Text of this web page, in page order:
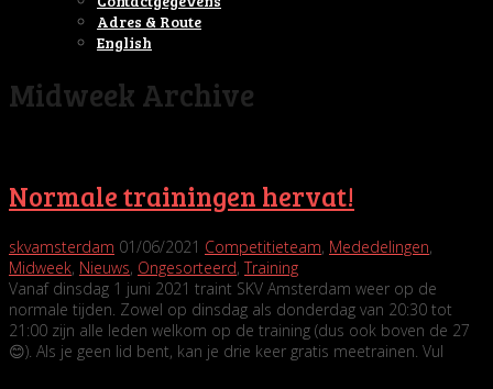
Adres & Route
English
Midweek Archive
Normale trainingen hervat!
skvamsterdam 01/06/2021 Competitieteam, Mededelingen,
Midweek, Nieuws, Ongesorteerd, Training
Vanaf dinsdag 1 juni 2021 traint SKV Amsterdam weer op de
normale tijden. Zowel op dinsdag als donderdag van 20:30 tot
21:00 zijn alle leden welkom op de training (dus ook boven de 27
😊). Als je geen lid bent, kan je drie keer gratis meetrainen. Vul